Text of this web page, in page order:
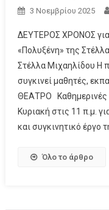
3 Νοεμβρίου 2025
ΔΕΥΤΕΡΟΣ ΧΡΟΝΟΣ για
«Πολυξένη» της
Στέλλα Μιχαηλίδου Η
συγκινεί μαθητές,
ΘΕΑΤΡΟ Καθημερινές
Κυριακή στις 11 π.μ.
και συγκινητικό έργο
Όλο το άρθρο